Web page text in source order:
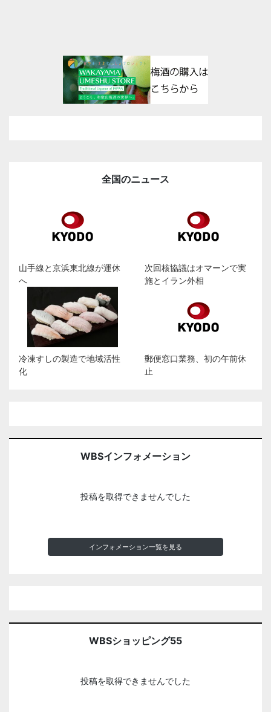
全国のニュース
山手線と京浜東北線が運休
へ
次回核協議はオマーンで実
施とイラン外相
冷凍すしの製造で地域活性
化
郵便窓口業務、初の午前休
止
WBSインフォメーション
投稿を取得できませんでした
インフォメーション一覧を見る
WBSショッピング55
投稿を取得できませんでした